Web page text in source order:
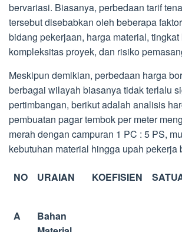
bervariasi. Biasanya, perbedaan tarif
tersebut disebabkan oleh beberapa
bidang pekerjaan, harga material,
kompleksitas proyek, dan risiko
Meskipun demikian, perbedaan harga
berbagai wilayah biasanya tidak terlalu
pertimbangan, berikut adalah analisis
pembuatan pagar tembok per meter
merah dengan campuran 1 PC : 5 PS,
kebutuhan material hingga upah pekerja
NO URAIAN KOEFISIEN
A
Bahan